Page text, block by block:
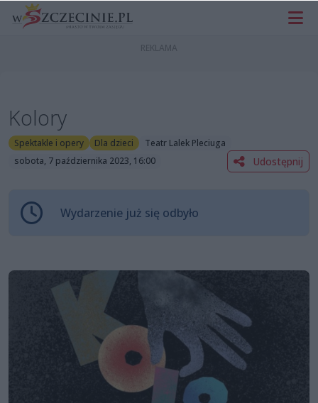
Kolory
Spektakle i opery Dla dzieci
Teatr Lalek Pleciuga
sobota, 7 października 2023, 16:00
Udostępnij
Wydarzenie już się odbyło